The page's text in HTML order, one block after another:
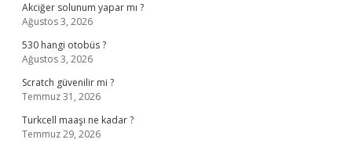
Akciğer solunum yapar mı ?
Ağustos 3, 2026
530 hangi otobüs ?
Ağustos 3, 2026
Scratch güvenilir mi ?
Temmuz 31, 2026
Turkcell maaşı ne kadar ?
Temmuz 29, 2026